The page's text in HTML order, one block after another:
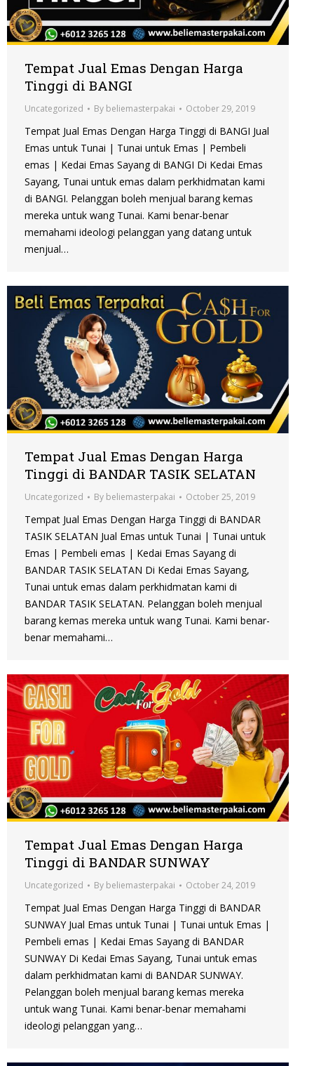
Tempat Jual Emas Dengan Harga
Tinggi di BANGI
Uncategorized By beliemasterpakai October 29, 2019
Tempat Jual Emas Dengan Harga Tinggi di BANGI Jual
Emas untuk Tunai | Tunai untuk Emas | Pembeli
emas | Kedai Emas Sayang di BANGI Di Kedai Emas
Sayang, Tunai untuk emas dalam perkhidmatan kami
di BANGI. Pelanggan boleh menjual barang kemas
mereka untuk wang Tunai. Kami benar-benar
memahami ideologi pelanggan yang datang untuk
menjual…
Tempat Jual Emas Dengan Harga
Tinggi di BANDAR TASIK SELATAN
Uncategorized By beliemasterpakai October 25, 2019
Tempat Jual Emas Dengan Harga Tinggi di BANDAR
TASIK SELATAN Jual Emas untuk Tunai | Tunai untuk
Emas | Pembeli emas | Kedai Emas Sayang di
BANDAR TASIK SELATAN Di Kedai Emas Sayang,
Tunai untuk emas dalam perkhidmatan kami di
BANDAR TASIK SELATAN. Pelanggan boleh menjual
barang kemas mereka untuk wang Tunai. Kami benar-
benar memahami…
Tempat Jual Emas Dengan Harga
Tinggi di BANDAR SUNWAY
Uncategorized By beliemasterpakai October 24, 2019
Tempat Jual Emas Dengan Harga Tinggi di BANDAR
SUNWAY Jual Emas untuk Tunai | Tunai untuk Emas |
Pembeli emas | Kedai Emas Sayang di BANDAR
SUNWAY Di Kedai Emas Sayang, Tunai untuk emas
dalam perkhidmatan kami di BANDAR SUNWAY.
Pelanggan boleh menjual barang kemas mereka
untuk wang Tunai. Kami benar-benar memahami
ideologi pelanggan yang…